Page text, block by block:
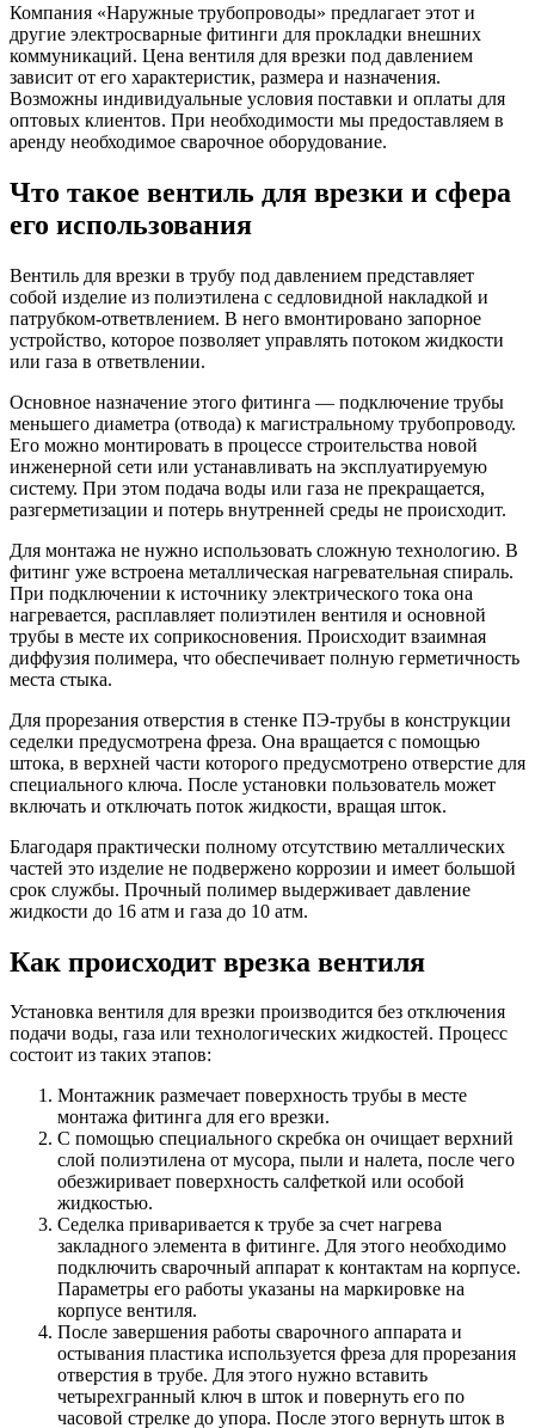
Компания «Наружные трубопроводы» предлагает этот и
другие электросварные фитинги для прокладки внешних
коммуникаций. Цена вентиля для врезки под давлением
зависит от его характеристик, размера и назначения.
Возможны индивидуальные условия поставки и оплаты для
оптовых клиентов. При необходимости мы предоставляем в
аренду необходимое сварочное оборудование.
Что такое вентиль для врезки и сфера
его использования
Вентиль для врезки в трубу под давлением представляет
собой изделие из полиэтилена с седловидной накладкой и
патрубком-ответвлением. В него вмонтировано запорное
устройство, которое позволяет управлять потоком жидкости
или газа в ответвлении.
Основное назначение этого фитинга — подключение трубы
меньшего диаметра (отвода) к магистральному трубопроводу.
Его можно монтировать в процессе строительства новой
инженерной сети или устанавливать на эксплуатируемую
систему. При этом подача воды или газа не прекращается,
разгерметизации и потерь внутренней среды не происходит.
Для монтажа не нужно использовать сложную технологию. В
фитинг уже встроена металлическая нагревательная спираль.
При подключении к источнику электрического тока она
нагревается, расплавляет полиэтилен вентиля и основной
трубы в месте их соприкосновения. Происходит взаимная
диффузия полимера, что обеспечивает полную герметичность
места стыка.
Для прорезания отверстия в стенке ПЭ-трубы в конструкции
седелки предусмотрена фреза. Она вращается с помощью
штока, в верхней части которого предусмотрено отверстие для
специального ключа. После установки пользователь может
включать и отключать поток жидкости, вращая шток.
Благодаря практически полному отсутствию металлических
частей это изделие не подвержено коррозии и имеет большой
срок службы. Прочный полимер выдерживает давление
жидкости до 16 атм и газа до 10 атм.
Как происходит врезка вентиля
Установка вентиля для врезки производится без отключения
подачи воды, газа или технологических жидкостей. Процесс
состоит из таких этапов:
Монтажник размечает поверхность трубы в месте
монтажа фитинга для его врезки.
С помощью специального скребка он очищает верхний
слой полиэтилена от мусора, пыли и налета, после чего
обезжиривает поверхность салфеткой или особой
жидкостью.
Седелка приваривается к трубе за счет нагрева
закладного элемента в фитинге. Для этого необходимо
подключить сварочный аппарат к контактам на корпусе.
Параметры его работы указаны на маркировке на
корпусе вентиля.
После завершения работы сварочного аппарата и
остывания пластика используется фреза для прорезания
отверстия в трубе. Для этого нужно вставить
четырехгранный ключ в шток и повернуть его по
часовой стрелке до упора. После этого вернуть шток в